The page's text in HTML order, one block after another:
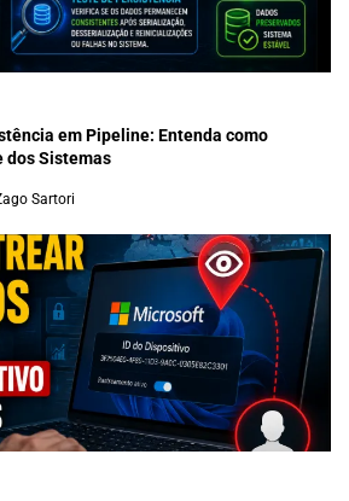
em Pipeline: Entenda como
dos Sistemas
Sartori